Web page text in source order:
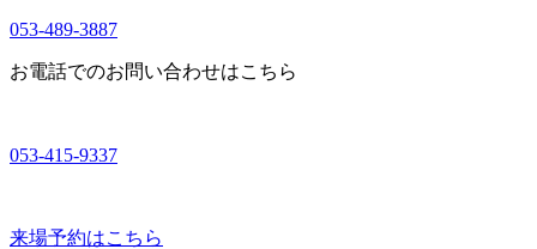
053-489-3887
お電話でのお問い合わせはこちら
053-415-9337
来場予約はこちら